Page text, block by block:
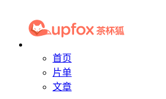
首页
片单
文章